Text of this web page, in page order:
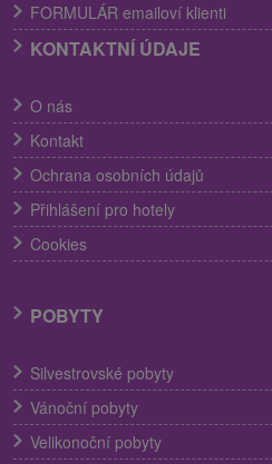
FORMULÁR emailoví klienti
KONTAKTNÍ ÚDAJE
O nás
Kontakt
Ochrana osobních údajů
Přihlášení pro hotely
Cookies
POBYTY
Silvestrovské pobyty
Vánoční pobyty
Velikonoční pobyty